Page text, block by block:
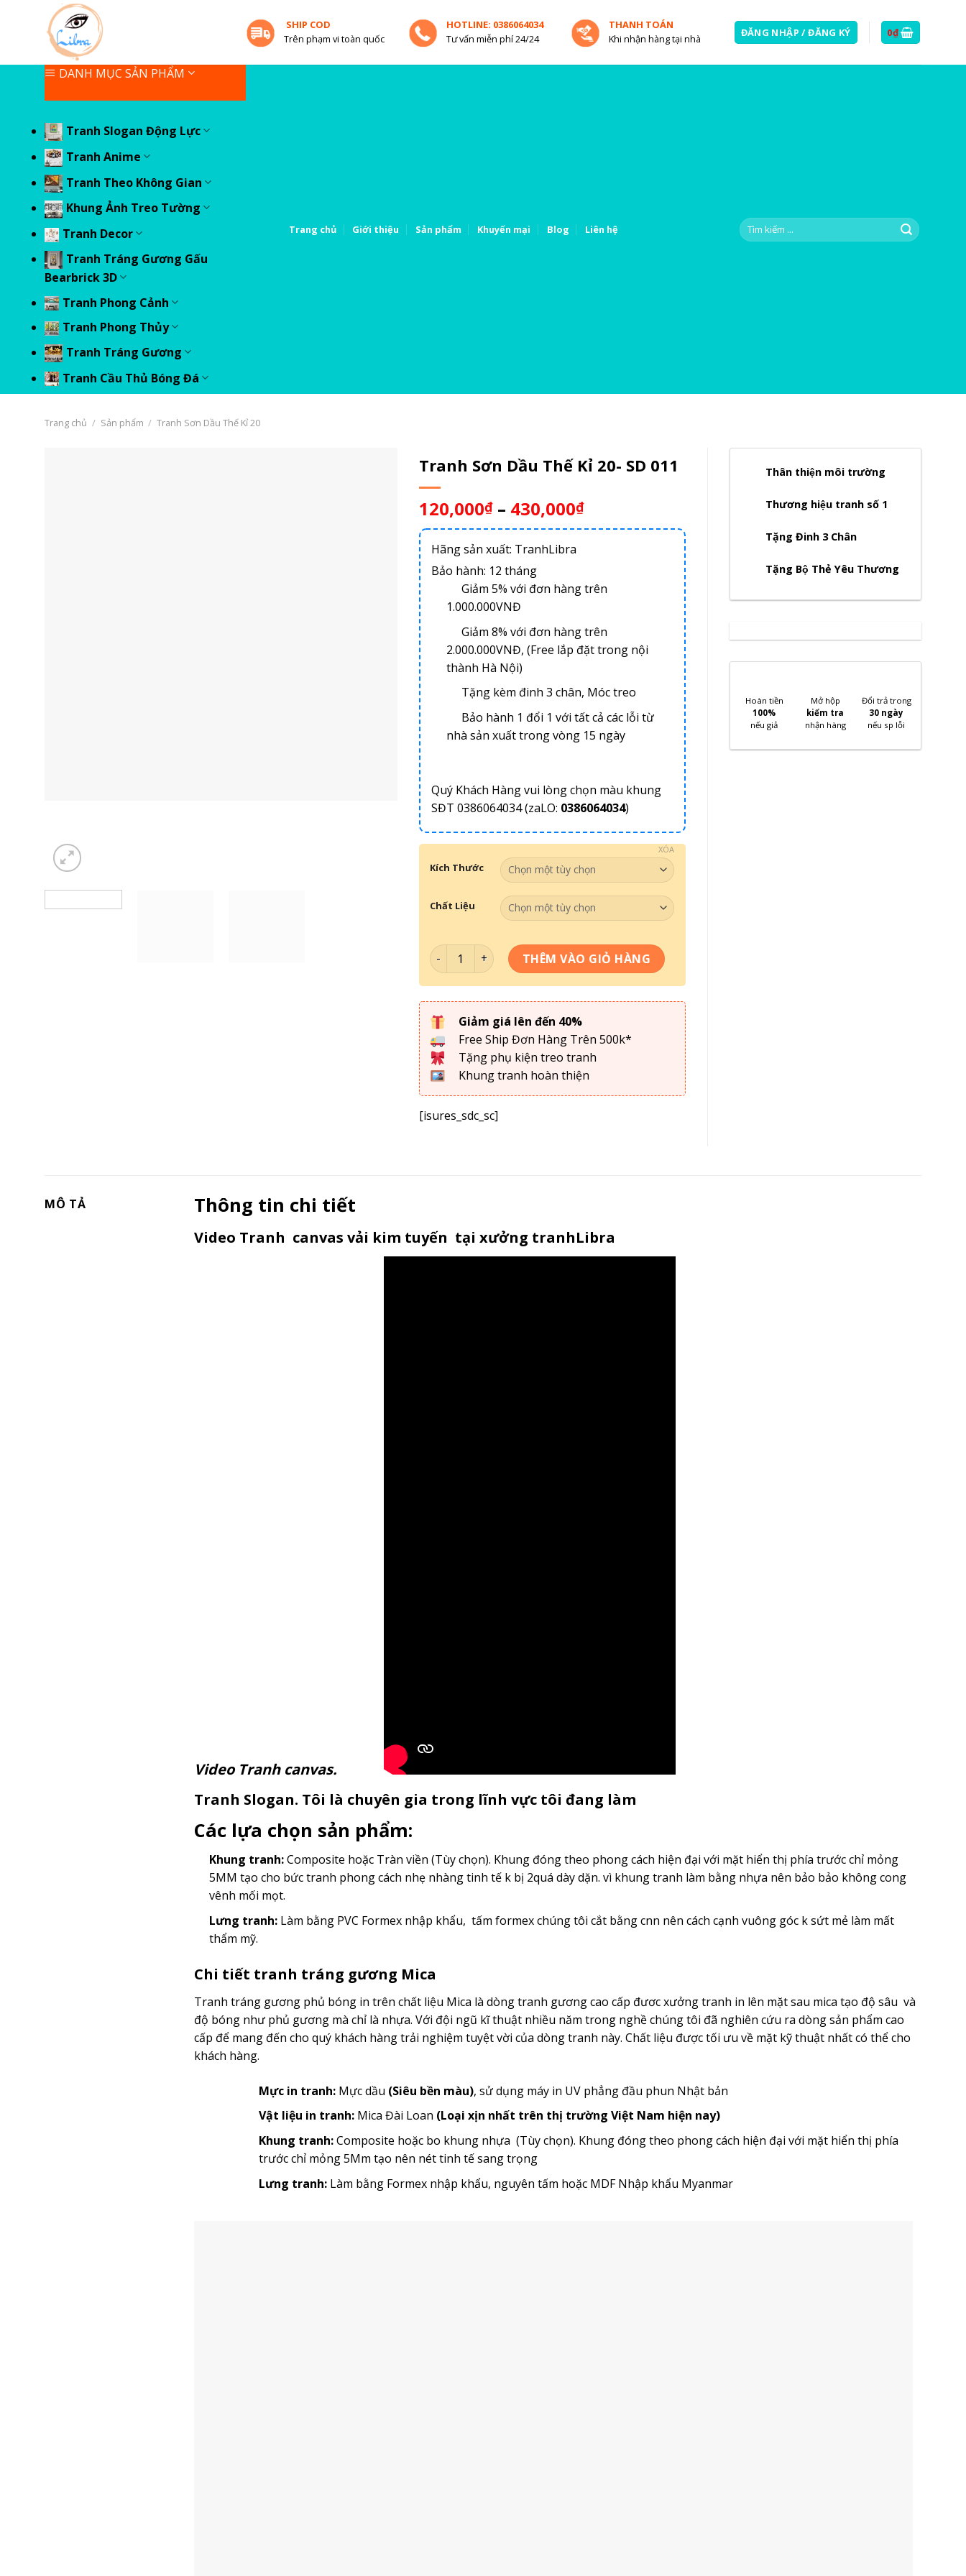
SHIP COD
Trên phạm vi toàn quốc
HOTLINE: 0386064034
Tư vấn miễn phí 24/24
THANH TOÁN
Khi nhận hàng tại nhà
ĐĂNG NHẬP / ĐĂNG KÝ 0₫
DANH MỤC SẢN PHẨM
Tranh Slogan Động Lực
Tranh Anime
Tranh Theo Không Gian
Khung Ảnh Treo Tường
Tranh Decor
Tranh Tráng Gương Gấu
Bearbrick 3D
Tranh Phong Cảnh
Tranh Phong Thủy
Tranh Tráng Gương
Tranh Cầu Thủ Bóng Đá
Trang chủ Giới thiệu Sản phẩm Khuyến mại Blog Liên hệ
Tìm
kiếm:
Trang chủ / Sản phẩm / Tranh Sơn Dầu Thế Kỉ 20
Tranh Sơn Dầu Thế Kỉ 20- SD 011
120,000₫– 430,000₫
Hãng sản xuất: TranhLibra
Bảo hành: 12 tháng
Giảm 5% với đơn hàng trên
1.000.000VNĐ
Giảm 8% với đơn hàng trên
2.000.000VNĐ, (Free lắp đặt trong nội
thành Hà Nội)
Tặng kèm đinh 3 chân, Móc treo
Bảo hành 1 đổi 1 với tất cả các lỗi từ
nhà sản xuất trong vòng 15 ngày
Quý Khách Hàng vui lòng chọn màu khung
SĐT 0386064034 (zaLO: 0386064034)
Kích Thước
Chất Liệu
XÓA
Tranh Sơn Dầu Thế Kỉ 20- SD 011 số lượng
THÊM VÀO GIỎ HÀNG
Giảm giá lên đến 40%
Free Ship Đơn Hàng Trên 500k*
Tặng phụ kiện treo tranh
Khung tranh hoàn thiện
[isures_sdc_sc]
Thân thiện môi trường
Thương hiệu tranh số 1
Tặng Đinh 3 Chân
Tặng Bộ Thẻ Yêu Thương
Hoàn tiền
100%
nếu giả
Mở hộp
kiểm tra
nhận hàng
Đổi trả trong
30 ngày
nếu sp lỗi
MÔ TẢ Thông tin chi tiết
Video Tranh canvas vải kim tuyến tại xưởng tranhLibra
Video Tranh canvas.
Tranh Slogan. Tôi là chuyên gia trong lĩnh vực tôi đang làm
Các lựa chọn sản phẩm:
Khung tranh:Composite hoặc Tràn viền (Tùy chọn). Khung đóng theo phong cách hiện đại với mặt hiển thị phía trước chỉ mỏng
5MM tạo cho bức tranh phong cách nhẹ nhàng tinh tế k bị 2quá dày dặn. vì khung tranh làm bằng nhựa nên bảo bảo không cong
vênh mối mọt.
Lưng tranh: Làm bằng PVC Formex nhập khẩu, tấm formex chúng tôi cắt bằng cnn nên cách cạnh vuông góc k sứt mẻ làm mất
thẩm mỹ.
Chi tiết tranh tráng gương Mica
Tranh tráng gương phủ bóng in trên chất liệu Mica là dòng tranh gương cao cấp đươc xưởng tranh in lên mặt sau mica tạo độ sâu và
độ bóng như phủ gương mà chỉ là nhựa. Với đội ngũ kĩ thuật nhiều năm trong nghề chúng tôi đã nghiên cứu ra dòng sản phẩm cao
cấp để mang đến cho quý khách hàng trải nghiệm tuyệt vời của dòng tranh này. Chất liệu được tối ưu về mặt kỹ thuật nhất có thể cho
khách hàng.
Mực in tranh:Mực dầu (Siêu bền màu), sử dụng máy in UV phẳng đầu phun Nhật bản
Vật liệu in tranh:Mica Đài Loan (Loại xịn nhất trên thị trường Việt Nam hiện nay)
Khung tranh:Composite hoặc bo khung nhựa (Tùy chọn). Khung đóng theo phong cách hiện đại với mặt hiển thị phía
trước chỉ mỏng 5Mm tạo nên nét tinh tế sang trọng
Lưng tranh:Làm bằng Formex nhập khẩu, nguyên tấm hoặc MDF Nhập khẩu Myanmar